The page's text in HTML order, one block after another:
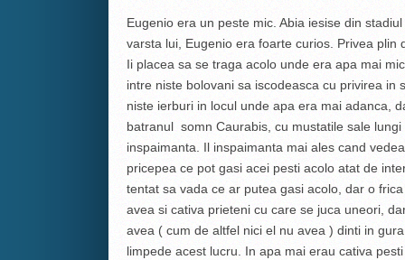
Eugenio era un peste mic. Abia iesise din
varsta lui, Eugenio era foarte curios. Privea
Ii placea sa se traga acolo unde era apa mai
intre niste bolovani sa iscodeasca cu privirea in
niste ierburi in locul unde apa era mai adanca,
batranul somn Caurabis, cu mustatile sale
inspaimanta. Il inspaimanta mai ales cand
pricepea ce pot gasi acei pesti acolo atat de
tentat sa vada ce ar putea gasi acolo, dar o
avea si cativa prieteni cu care se juca uneori,
avea ( cum de altfel nici el nu avea ) dinti in
limpede acest lucru. In apa mai erau cativa